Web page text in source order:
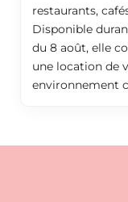
restaurants,
Disponible
du 8 août, elle
une location de
environnement